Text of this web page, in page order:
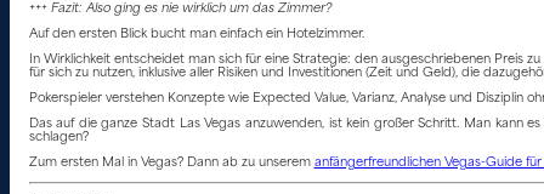
+++ Fazit: Also ging es nie wirklich um das Zimmer?
Auf den ersten Blick bucht man einfach ein Hotelzimmer.
In Wirklichkeit entscheidet man sich für eine Strategie: den ausgeschriebenen Preis
für sich zu nutzen, inklusive aller Risiken und Investitionen (Zeit und Geld), die
Pokerspieler verstehen Konzepte wie Expected Value, Varianz, Analyse und Disziplin
Das auf die ganze Stadt Las Vegas anzuwenden, ist kein großer Schritt. Man kann
schlagen?
Zum ersten Mal in Vegas? Dann ab zu unserem anfängerfreundlichen Vegas-Guide